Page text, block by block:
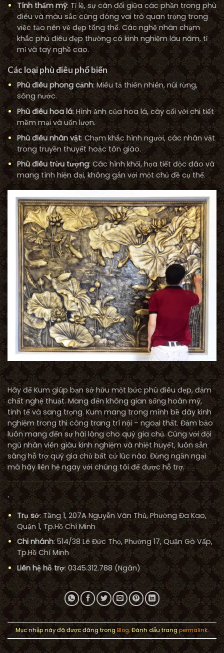
Tính thẩm mỹ: Tỉ lệ, sự cân đối giữa các phần trong phù
điêu và màu sắc cũng đóng vai trò quan trọng trong
việc tạo nên vẻ đẹp tổng thể. Các nghệ nhân chạm
khắc phù điêu đẹp thường có kinh nghiệm lâu năm, tỉ
mỉ và tay nghề cao.
Các loại phù điêu phổ biến
Phù điêu phong cảnh: Miêu tả thiên nhiên, núi rừng,
sông nước.
Phù điêu hoa lá: Hình ảnh của hoa lá, cây cối với chi tiết
mềm mại và uốn lượn.
Phù điêu nhân vật: Chạm khắc hình người, các nhân vật
trong truyền thuyết hoặc tôn giáo.
Phù điêu trừu tượng: Các hình khối, họa tiết độc đáo và
mang tính hiện đại, không gắn với một chủ đề cụ thể.
Hãy để Kum giúp bạn sở hữu một bức phù điêu đẹp, đậm
chất nghệ thuật. Mang đến không gian sống hoàn mỹ,
tinh tế và sang trọng. Kum mang trong mình bề dày kinh
nghiệm trong thi công trang trí nội – ngoại thất. Đảm bảo
luôn mang đến sự hài lòng cho quý gia chủ. Cùng với đội
ngũ nhân viên giàu kinh nghiệm và nhiệt huyết, luôn sẵn
sàng hỗ trợ quý gia chủ bất cứ lúc nào. Đừng ngần ngại
mà hãy liên hệ ngay với chúng tôi để được hỗ trợ.
.
Trụ sở: Tầng 1, 207A Nguyễn Văn Thủ, Phường Đa Kao,
Quận 1, Tp.Hồ Chí Minh
Chi nhánh: 514/38 Lê Đức Thọ, Phường 17, Quận Gò Vấp,
Tp.Hồ Chí Minh
Liên hệ hỗ trợ: 0345.312.788 (Ngân)
Mục nhập này đã được đăng trongBlog. Đánh dấu trangpermalink.